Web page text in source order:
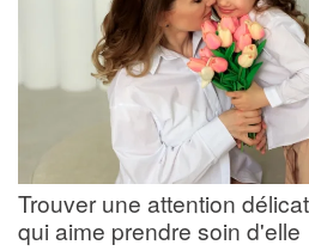
Trouver une attention
qui aime prendre soin d'elle